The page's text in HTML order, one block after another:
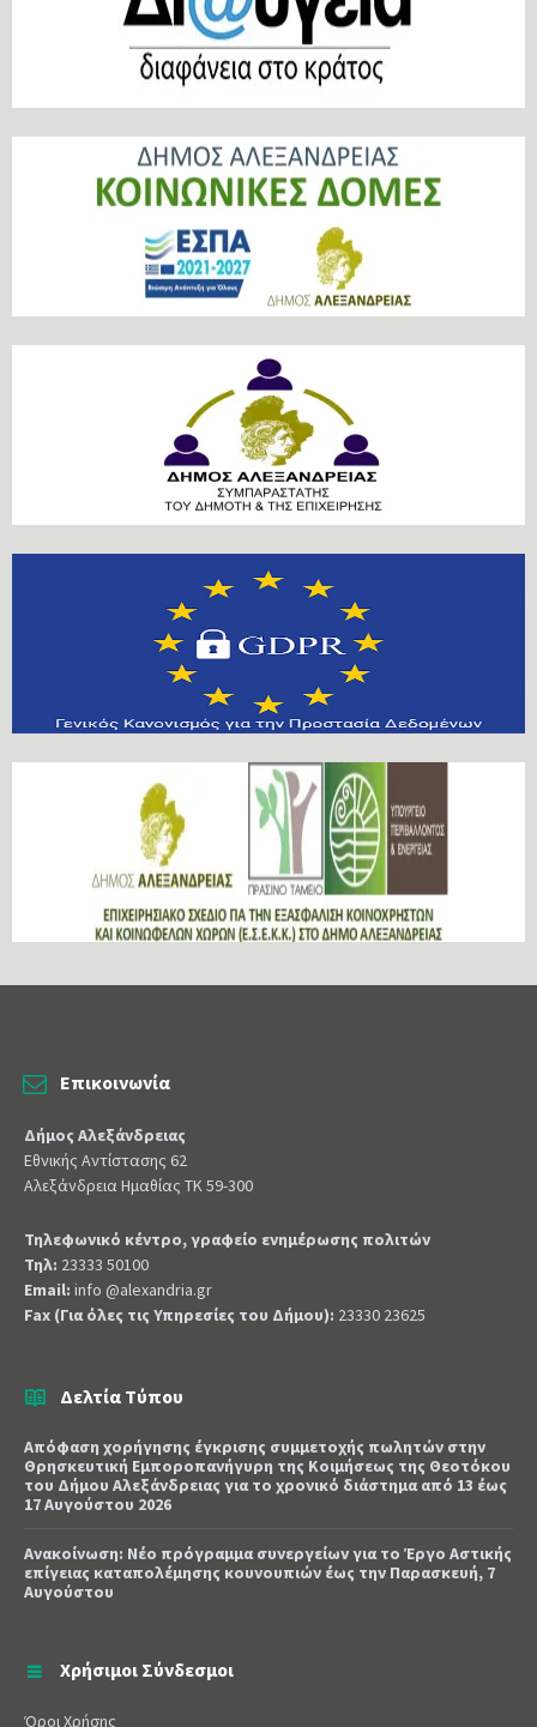
Επικοινωνία
Δήμος Αλεξάνδρειας
Εθνικής Αντίστασης 62
Αλεξάνδρεια Ημαθίας ΤΚ 59-300
Τηλεφωνικό κέντρο, γραφείο ενημέρωσης πολιτών
Τηλ: 23333 50100
Email: info @alexandria.gr
Fax (Για όλες τις Υπηρεσίες του Δήμου): 23330 23625
Δελτία Τύπου
Απόφαση χορήγησης έγκρισης συμμετοχής πωλητών στην
Θρησκευτική Εμποροπανήγυρη της Κοιμήσεως της Θεοτόκου
του Δήμου Αλεξάνδρειας για το χρονικό διάστημα από 13 έως
17 Αυγούστου 2026
Ανακοίνωση: Νέο πρόγραμμα συνεργείων για το Έργο Αστικής
επίγειας καταπολέμησης κουνουπιών έως την Παρασκευή, 7
Αυγούστου
Χρήσιμοι Σύνδεσμοι
Όροι Χρήσης